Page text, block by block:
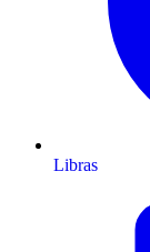
Libras